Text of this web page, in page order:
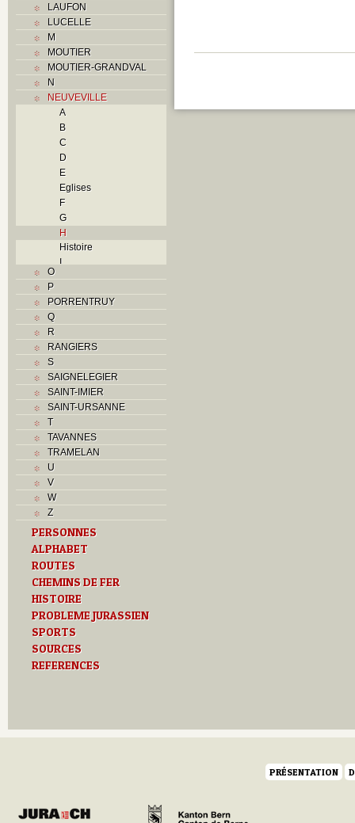
LAUFON
LUCELLE
M
MOUTIER
MOUTIER-GRANDVAL
N
NEUVEVILLE
A
B
C
D
E
Eglises
F
G
H
Histoire
I
M
O
Problème jurassien
R
S
T
Textes
O
P
PORRENTRUY
Q
R
RANGIERS
S
SAIGNELEGIER
SAINT-IMIER
SAINT-URSANNE
T
TAVANNES
TRAMELAN
U
V
W
Z
PERSONNES
ALPHABET
ROUTES
CHEMINS DE FER
HISTOIRE
PROBLEME JURASSIEN
SPORTS
SOURCES
REFERENCES
PRÉSENTATION